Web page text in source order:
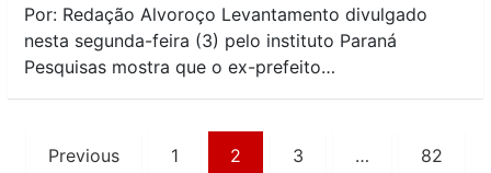
Por: Redação Alvoroço Levantamento divulgado
nesta segunda-feira (3) pelo instituto Paraná
Pesquisas mostra que o ex-prefeito…
Paginação
Previous 1 2 3 … 82